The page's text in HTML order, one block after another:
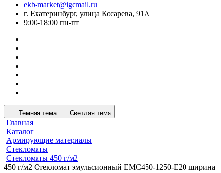
ekb-market@igcmail.ru
г. Екатеринбург, улица Косарева, 91А
9:00-18:00 пн-пт
Темная тема Светлая тема
Главная
Каталог
Армирующие материалы
Стекломаты
Стекломаты 450 г/м2
450 г/м2 Стекломат эмульсионный ЕМС450-1250-E20 ширина